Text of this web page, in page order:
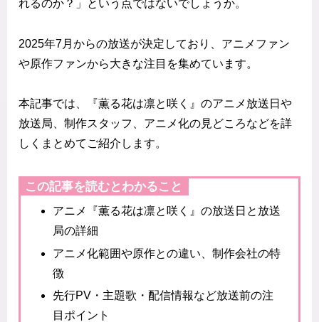
れるのか？」という点ではないでしょうか。
2025年7月からの放送が決定しており、アニメファン
や原作ファンから大きな注目を集めています。
本記事では、『薫る花は凛と咲く』のアニメ放送日や
放送局、制作スタッフ、アニメ化の見どころなどを詳
しくまとめてご紹介します。
この記事を読むとわかること
アニメ『薫る花は凛と咲く』の放送日と放送
局の詳細
アニメ化範囲や原作との違い、制作会社の特
徴
先行PV・主題歌・配信情報など放送前の注
目ポイント